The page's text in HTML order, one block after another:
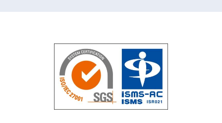
無料トライアル
個人情報保護方針